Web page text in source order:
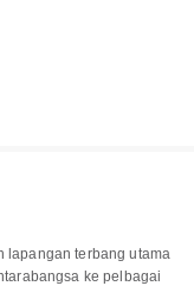
lapangan terbang utama
ke pelbagai